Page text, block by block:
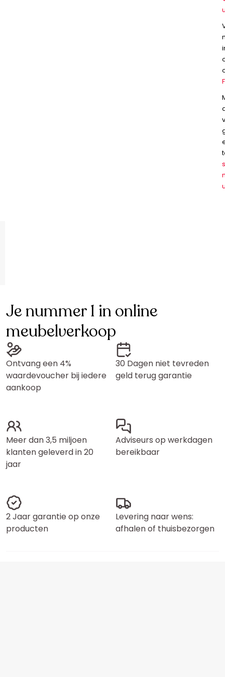
Je nummer 1 in online
meubelverkoop
Ontvang een 4%
waardevoucher bij iedere
aankoop
30 Dagen niet tevreden
geld terug garantie
Meer dan 3,5 miljoen
klanten geleverd in 20
jaar
Adviseurs op werkdagen
bereikbaar
2 Jaar garantie op onze
producten
Levering naar wens:
afhalen of thuisbezorgen